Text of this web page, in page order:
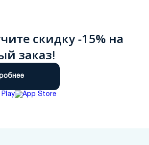
скидку -15% на
заказ!